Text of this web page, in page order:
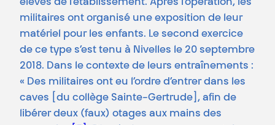
élèves de l’établissement. Après l’opération, les
militaires ont organisé une exposition de leur
matériel pour les enfants. Le second exercice
de ce type s’est tenu à Nivelles le 20 septembre
2018. Dans le contexte de leurs entraînements :
« Des militaires ont eu l’ordre d’entrer dans les
caves [du collège Sainte-Gertrude], afin de
libérer deux (faux) otages aux mains des